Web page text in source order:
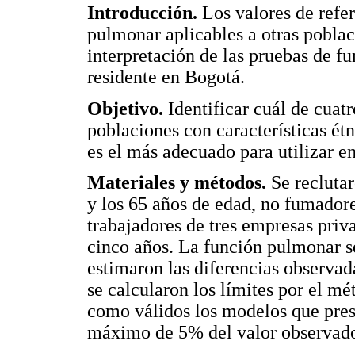
Introducción. Los valores de
pulmonar aplicables a otras
interpretación de las pruebas de
residente en Bogotá.
Objetivo. Identificar cuál de
poblaciones con características
es el más adecuado para utilizar
Materiales y métodos. Se
y los 65 años de edad, no
trabajadores de tres empresas
cinco años. La función pulmonar
estimaron las diferencias
se calcularon los límites por el
como válidos los modelos que
máximo de 5% del valor